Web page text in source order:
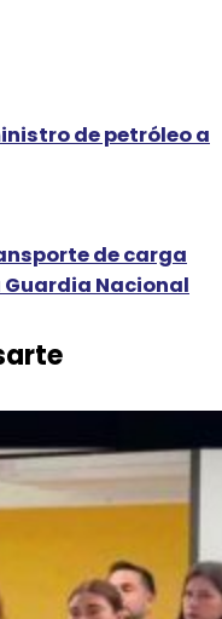
de petróleo a
de carga
Nacional